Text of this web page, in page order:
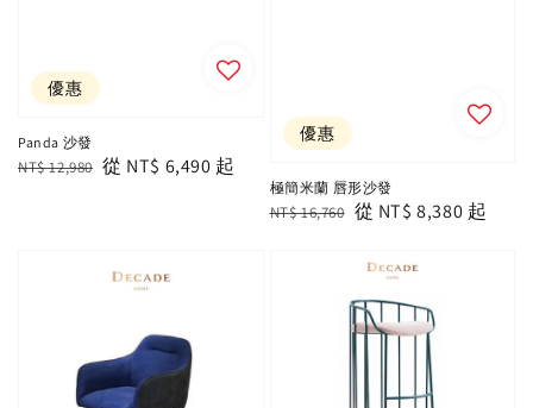
優惠
Panda 沙發
Regular
NT$ 12,980 Sale
從 NT$ 6,490 起
優惠
極簡米蘭 唇形沙發
Regular
NT$ 16,760 Sale
從 NT$ 8,380 起